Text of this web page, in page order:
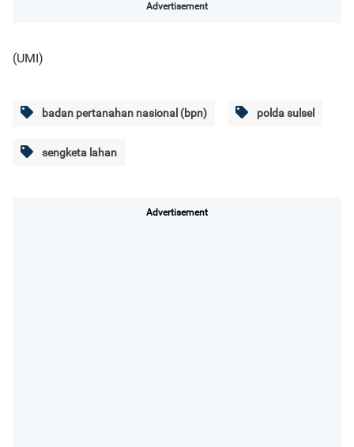
Advertisement
(UMI)
badan pertanahan nasional (bpn) polda sulsel
sengketa lahan
Advertisement